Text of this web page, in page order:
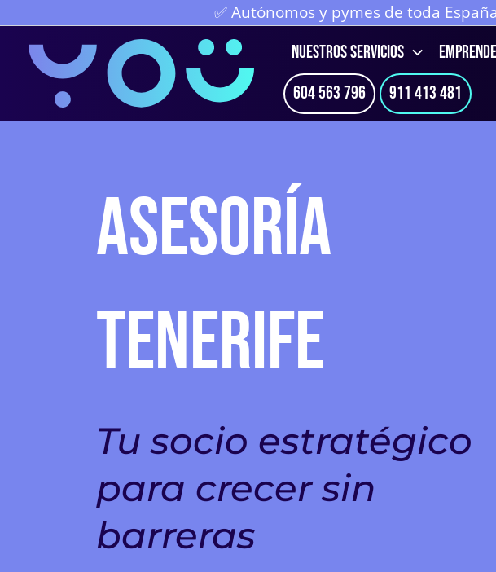
al
contenido
✅ Autónomos y pymes de toda
NUESTROS SERVICIOS
604 563 796
911 413 481
ASESORÍA
TENERIFE
Tu socio estratégico
para crecer sin
barreras